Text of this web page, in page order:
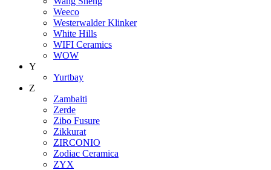
Weeco
Westerwalder Klinker
White Hills
WIFI Ceramics
WOW
Y
Yurtbay
Z
Zambaiti
Zerde
Zibo Fusure
Zikkurat
ZIRCONIO
Zodiac Ceramica
ZYX